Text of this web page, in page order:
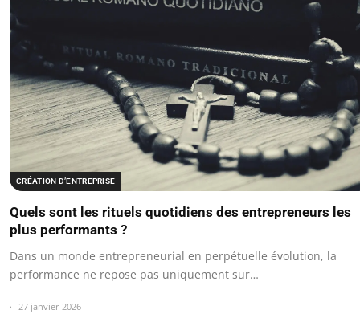
CRÉATION D’ENTREPRISE
Quels sont les rituels quotidiens des entrepreneurs les
plus performants ?
Dans un monde entrepreneurial en perpétuelle évolution, la
performance ne repose pas uniquement sur…
27 janvier 2026